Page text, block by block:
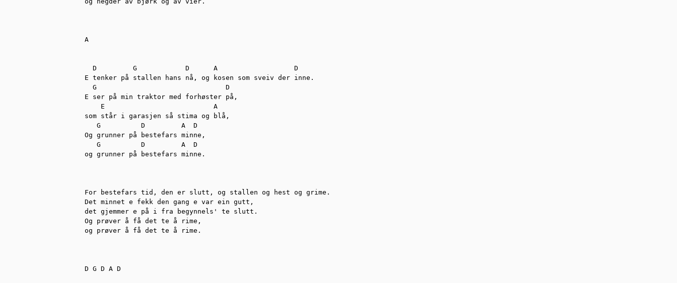
A
  D         G            D      A                   D
E tenker på stallen hans nå, og kosen som sveiv der inne.
  G                                D
E ser på min traktor med forhøster på,
    E                           A
som står i garasjen så stima og blå,
   G          D         A  D
Og grunner på bestefars minne,
   G          D         A  D
og grunner på bestefars minne.
For bestefars tid, den er slutt, og stallen og hest og grime.
Det minnet e fekk den gang e var ein gutt,
det gjemmer e på i fra begynnels' te slutt.
Og prøver å få det te å rime,
og prøver å få det te å rime.
D G D A D